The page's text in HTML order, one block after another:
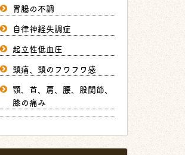
胃腸の不調
自律神経失調症
起立性低血圧
頭痛、頭のフワフワ感
顎、首、肩、腰、股関節、
膝の痛み